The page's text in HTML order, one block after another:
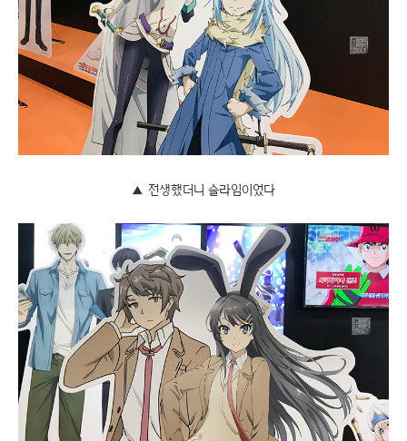
▲ 전생했더니 슬라임이었다